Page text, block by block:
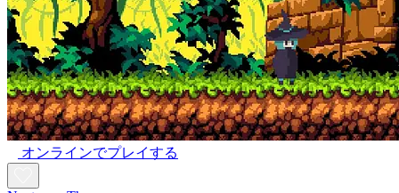
オンラインでプレイする